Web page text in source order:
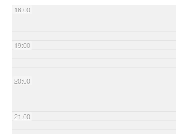
18:00
19:00
20:00
21:00